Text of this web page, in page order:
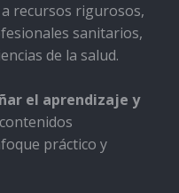
recursos rigurosos,
sanitarios,
de la salud.
el aprendizaje y
práctico y